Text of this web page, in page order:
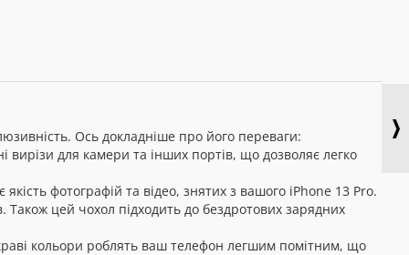
Ось докладніше про його переваги:
вирізи для камери та інших портів, що дозволяє легко
фотографій та відео, знятих з вашого iPhone 13 Pro.
цей чохол підходить до бездротових зарядних
кольори роблять ваш телефон легшим помітним, що